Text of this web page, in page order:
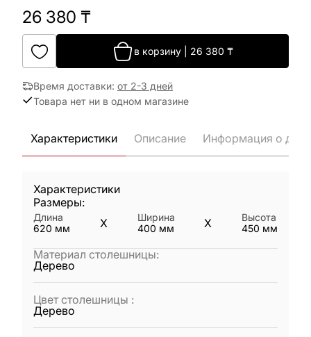
26 380 ₸
в корзину 26 380 ₸
Время доставки: от 2-3 дней
Товара нет ни в одном магазине
Характеристики Описание Информация о
Характеристики
Размеры:
Длина
620 мм X
Ширина
400 мм X
Высота
450 мм
Материал столешницы:
Дерево
Цвет столешницы :
Дерево